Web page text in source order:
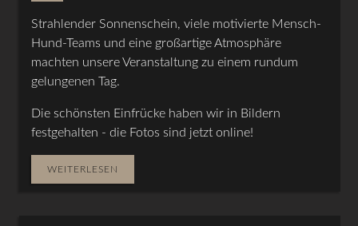
Strahlender Sonnenschein, viele motivierte Mensch-
Hund-Teams und eine großartige Atmosphäre
machten unsere Veranstaltung zu einem rundum
gelungenen Tag.
Die schönsten Einfrücke haben wir in Bildern
festgehalten - die Fotos sind jetzt online!
WEITERLESEN